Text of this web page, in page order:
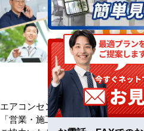
2025年08月～2026年
エアコンセンターACをご利用いた
「営業・施工・価格」の3方面から